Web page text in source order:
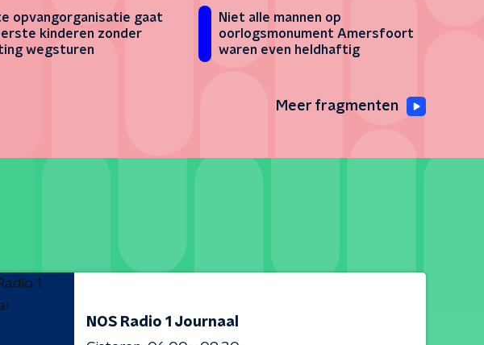
opvangorganisatie gaat
kinderen zonder
wegsturen
Niet alle mannen op
oorlogsmonument Amersfoort
waren even heldhaftig
Meer fragmenten
NOS Radio 1 Journaal